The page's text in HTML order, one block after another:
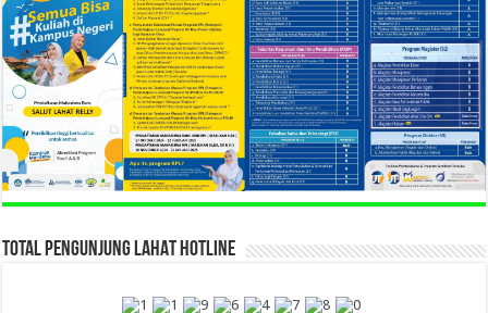
TOTAL PENGUNJUNG LAHAT HOTLINE